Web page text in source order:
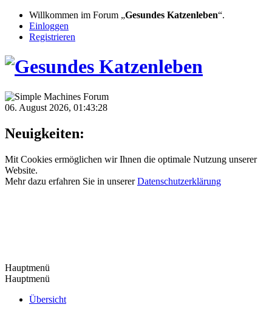
Willkommen im Forum „Gesundes Katzenleben“.
Einloggen
Registrieren
06. August 2026, 01:43:28
Neuigkeiten:
Mit Cookies ermöglichen wir Ihnen die optimale Nutzung unserer
Website.
Mehr dazu erfahren Sie in unsererDatenschutzerklärung
Hauptmenü
Hauptmenü
Übersicht